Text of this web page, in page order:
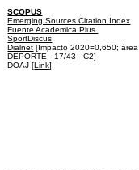
SCOPUS
Emerging Sources Citation Index
Fuente Academica Plus
SportDiscus
Dialnet [Impacto 2020=0,650; área
DEPORTE - 17/43 - C2]
DOAJ [Link]